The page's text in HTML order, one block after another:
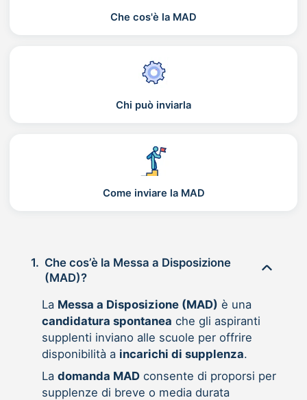
Che cos'è la MAD
Chi può inviarla
Come inviare la MAD
1. Che cos’è la Messa a Disposizione
(MAD)?
La Messa a Disposizione (MAD) è una
candidatura spontanea che gli aspiranti
supplenti inviano alle scuole per offrire
disponibilità a incarichi di supplenza.
La domanda MADconsente di proporsi per
supplenze di breve o media durata